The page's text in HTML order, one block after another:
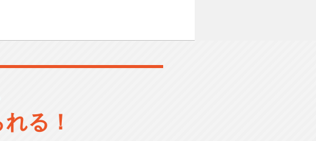
る！